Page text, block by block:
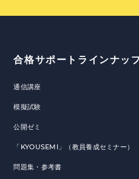
合格サポートラインナッ
通信講座
模擬試験
公開ゼミ
「KYOUSEMI」（教員養成セミナー）
問題集・参考書